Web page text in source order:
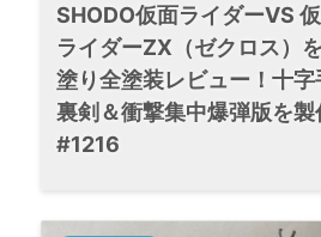
SHODO仮面ライダーVS
ライダーZX（ゼクロス）
塗り全塗装レビュー！十字
裏剣＆衝撃集中爆弾版を製
#1216